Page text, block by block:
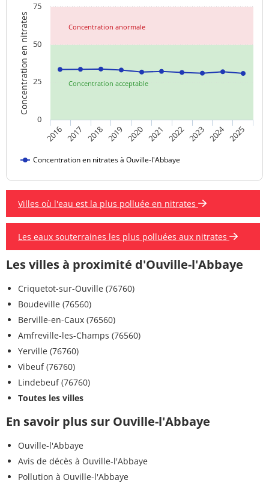
Concentration acceptable
Concentration anormale
Concentration en nitrates
Concentration en nitrates à Ouville-l'Abbaye
2016 2017 2018 2019 2020 2021 2022 2023 2024 2025
0
25
50
75
Villes où l'eau est la plus polluée en nitrates
Les eaux souterraines les plus polluées aux nitrates
Les villes à proximité d'Ouville-l'Abbaye
Criquetot-sur-Ouville (76760)
Boudeville (76560)
Berville-en-Caux (76560)
Amfreville-les-Champs (76560)
Yerville (76760)
Vibeuf (76760)
Lindebeuf (76760)
Toutes les villes
En savoir plus sur Ouville-l'Abbaye
Ouville-l'Abbaye
Avis de décès à Ouville-l'Abbaye
Pollution à Ouville-l'Abbaye